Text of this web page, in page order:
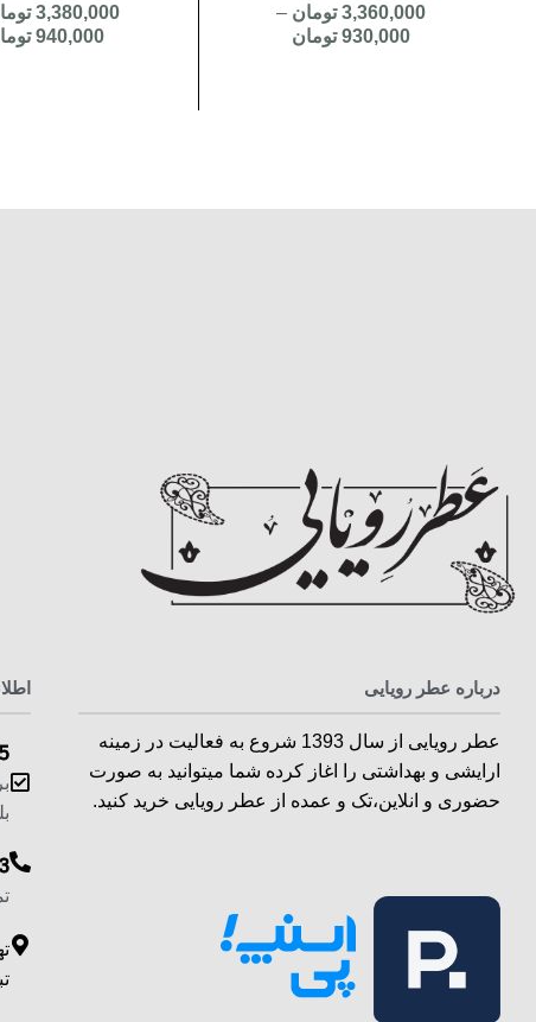
3,360,000 تومان –
930,000 تومان
3,380,000
940,000
درباره عطر رویایی
عطر رویایی از سال 1393 شروع به فعالیت در زمینه
ارایشی و بهداشتی را اغاز کرده شما میتوانید به صورت
حضوری و انلاین،تک و عمده از عطر رویایی خرید کنید.